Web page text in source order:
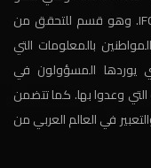
في الشبكة الدولية للتحقق من المعلومات IFCN. وهو قسم للتحقق من
بالمعلومات التي
يوردها المسؤولون في
وعدوا بها. كما تتضمن
في العالم العربي من